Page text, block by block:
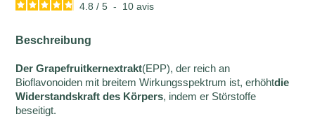
4.8 / 5 - 10avis
Beschreibung
Der Grapefruitkernextrakt(EPP), der reich an
Bioflavonoiden mit breitem Wirkungsspektrum ist, erhöhtdie
Widerstandskraft des Körpers, indem er Störstoffe
beseitigt.